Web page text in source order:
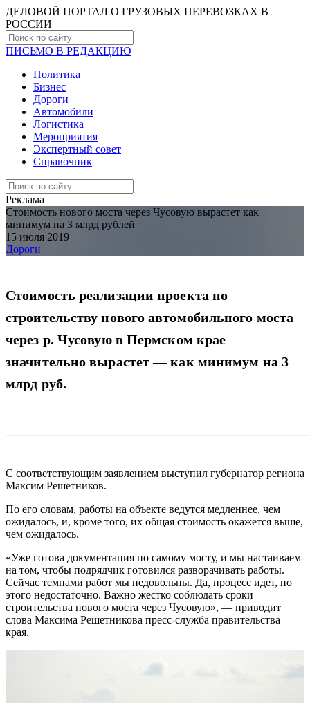
ДЕЛОВОЙ ПОРТАЛ О ГРУЗОВЫХ ПЕРЕВОЗКАХ В
РОCСИИ
ПИСЬМО В РЕДАКЦИЮ
Политика
Бизнес
Дороги
Автомобили
Логистика
Мероприятия
Экспертный совет
Справочник
Реклама
Стоимость нового моста через Чусовую вырастет как
минимум на 3 млрд рублей
15 июля 2019
Дороги
Стоимость реализации проекта по
строительству нового автомобильного моста
через р. Чусовую в Пермском крае
значительно вырастет — как минимум на 3
млрд руб.
С соответствующим заявлением выступил губернатор региона
Максим Решетников.
По его словам, работы на объекте ведутся медленнее, чем
ожидалось, и, кроме того, их общая стоимость окажется выше,
чем ожидалось.
«Уже готова документация по самому мосту, и мы настаиваем
на том, чтобы подрядчик готовился разворачивать работы.
Сейчас темпами работ мы недовольны. Да, процесс идет, но
этого недостаточно. Важно жестко соблюдать сроки
строительства нового моста через Чусовую», — приводит
слова Максима Решетникова пресс-служба правительства
края.